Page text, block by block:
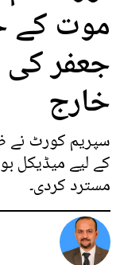
موت کے
جعفر
خارج
سپریم کورٹ نے
کے لیے میڈیکل
مسترد کردی۔